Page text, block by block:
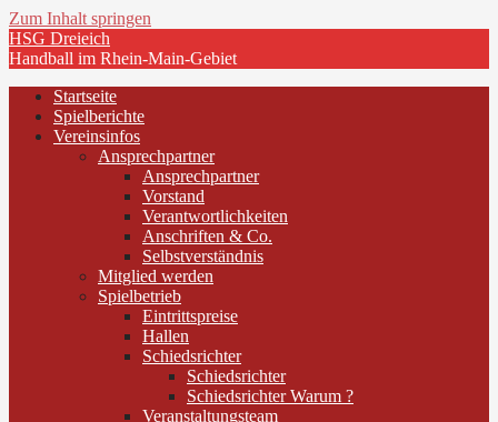
Zum Inhalt springen
HSG Dreieich
Handball im Rhein-Main-Gebiet
Startseite
Spielberichte
Vereinsinfos
Ansprechpartner
Ansprechpartner
Vorstand
Verantwortlichkeiten
Anschriften & Co.
Selbstverständnis
Mitglied werden
Spielbetrieb
Eintrittspreise
Hallen
Schiedsrichter
Schiedsrichter
Schiedsrichter Warum ?
Veranstaltungsteam